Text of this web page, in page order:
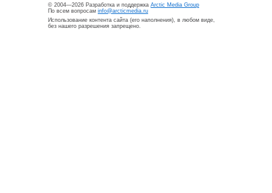
© 2004—2026 Разработка и поддержка Arctic Media Group
По всем вопросам info@arcticmedia.ru
Использование контента сайта (его наполнения), в любом виде,
без нашего разрешения запрещено.